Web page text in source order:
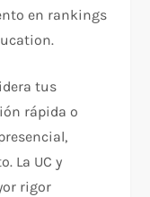
en rankings
tus
rápida o
La UC y
rigor